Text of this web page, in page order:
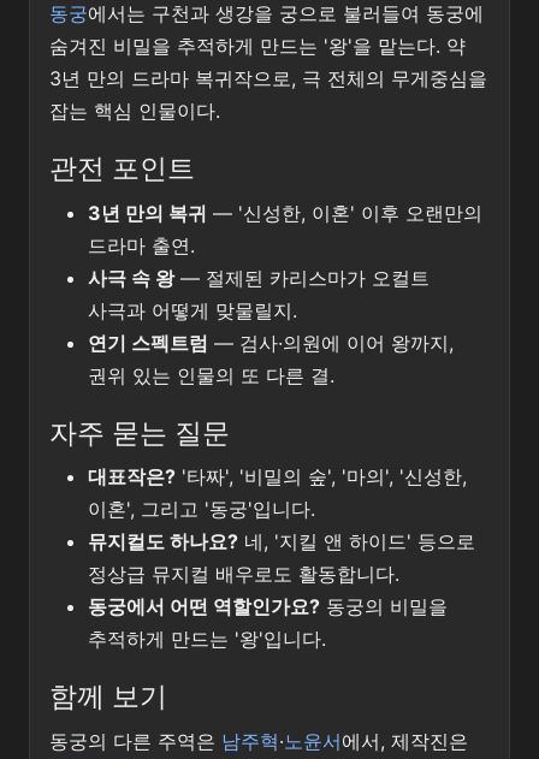
동궁에서는 구천과 생강을 궁으로 불러들여 동궁에
숨겨진 비밀을 추적하게 만드는 '왕'을 맡는다. 약
3년 만의 드라마 복귀작으로, 극 전체의 무게중심을
잡는 핵심 인물이다.
관전 포인트
3년 만의 복귀 — '신성한, 이혼' 이후 오랜만의
드라마 출연.
사극 속 왕— 절제된 카리스마가 오컬트
사극과 어떻게 맞물릴지.
연기 스펙트럼 — 검사·의원에 이어 왕까지,
권위 있는 인물의 또 다른 결.
자주 묻는 질문
대표작은? '타짜', '비밀의 숲', '마의', '신성한,
이혼', 그리고 '동궁'입니다.
뮤지컬도 하나요? 네, '지킬 앤 하이드' 등으로
정상급 뮤지컬 배우로도 활동합니다.
동궁에서 어떤 역할인가요? 동궁의 비밀을
추적하게 만드는 '왕'입니다.
함께 보기
동궁의 다른 주역은 남주혁· 노윤서에서, 제작진은